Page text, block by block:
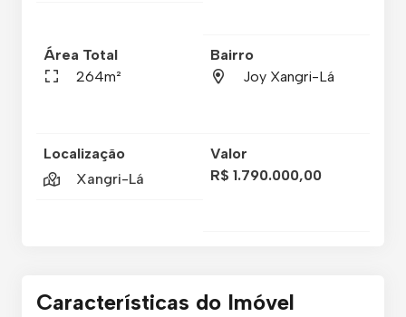
Área Total
264m²
Bairro
Joy Xangri-Lá
Localização
Xangri-Lá
Valor
R$ 1.790.000,00
Características do Imóvel